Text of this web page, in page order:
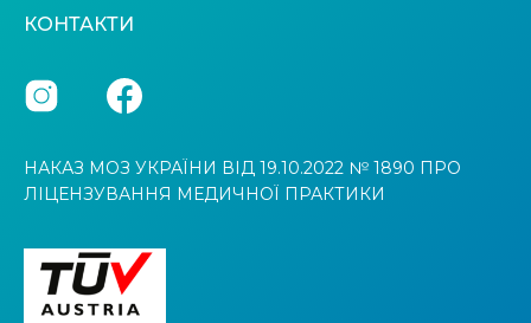
КОНТАКТИ
НАКАЗ МОЗ УКРАЇНИ ВІД 19.10.2022 № 1890 ПРО
ЛІЦЕНЗУВАННЯ МЕДИЧНОЇ ПРАКТИКИ